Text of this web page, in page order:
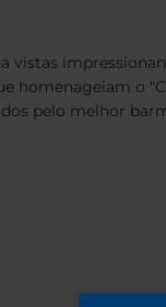
vistas
homenageiam o
pelo melhor